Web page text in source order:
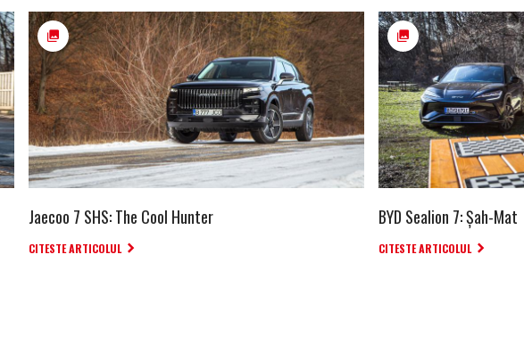
Jaecoo 7 SHS: The Cool Hunter
CITESTE ARTICOLUL
BYD Sealion 7: Șah-Mat
CITESTE ARTICOLUL